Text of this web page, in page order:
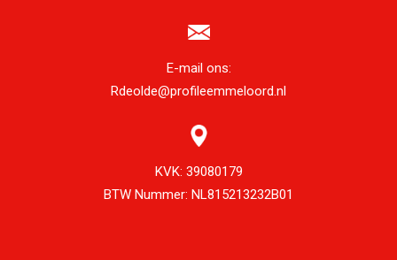
E-mail ons:
Rdeolde@profileemmeloord.nl
KVK: 39080179
BTW Nummer: NL815213232B01